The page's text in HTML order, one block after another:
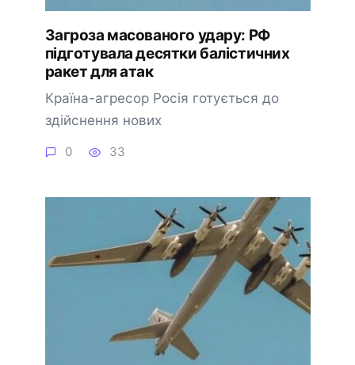
Загроза масованого удару: РФ
підготувала десятки балістичних
ракет для атак
Країна-агресор Росія готується до
здійснення нових
0 33